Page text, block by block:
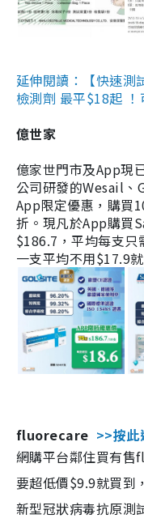
延伸閱讀：【快速測
檢測劑 最平$18起
億世家
億家世門市及App現
公司研發的Wesail
App限定優惠，購買
折。現凡於App購買
$186.7，平均每支只
一支平均不用$17.9
fluorecare >>按此
網購平台鄰住買有
要超低價$9.9就買到
新型冠狀病毒抗原測